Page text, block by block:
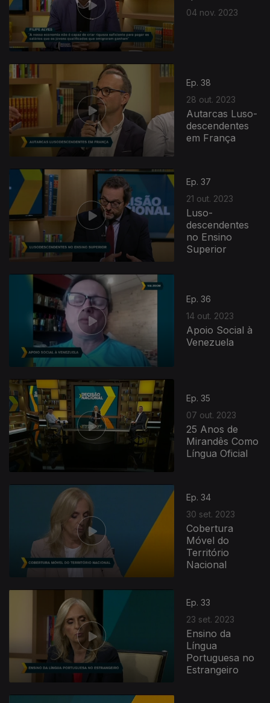
04 nov. 2023
Ep. 38
28 out. 2023
Autarcas Luso-
descendentes
em França
Ep. 37
21 out. 2023
Luso-
descendentes
no Ensino
Superior
Ep. 36
14 out. 2023
Apoio Social à
Venezuela
Ep. 35
07 out. 2023
25 Anos de
Mirandês Como
Língua Oficial
720049
Ep. 34
30 set. 2023
Cobertura
Móvel do
Território
Nacional
Ep. 33
23 set. 2023
Ensino da
Língua
Portuguesa no
Estrangeiro